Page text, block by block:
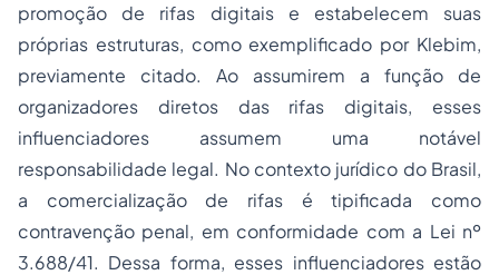
promoção de rifas digitais e estabelecem suas
próprias estruturas, como exemplificado por Klebim,
previamente citado. Ao assumirem a função de
organizadores diretos das rifas digitais, esses
influenciadores assumem uma notável
responsabilidade legal. No contexto jurídico do Brasil,
a comercialização de rifas é tipificada como
contravenção penal, em conformidade com a Lei nº
3.688/41. Dessa forma, esses influenciadores estão